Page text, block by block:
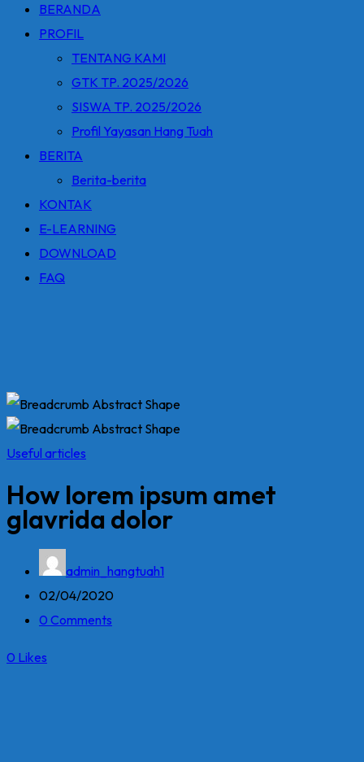
BERANDA
PROFIL
TENTANG KAMI
GTK TP. 2025/2026
SISWA TP. 2025/2026
Profil Yayasan Hang Tuah
BERITA
Berita-berita
KONTAK
E-LEARNING
DOWNLOAD
FAQ
Useful articles
How lorem ipsum amet
glavrida dolor
admin_hangtuah1
02/04/2020
0 Comments
0 Likes